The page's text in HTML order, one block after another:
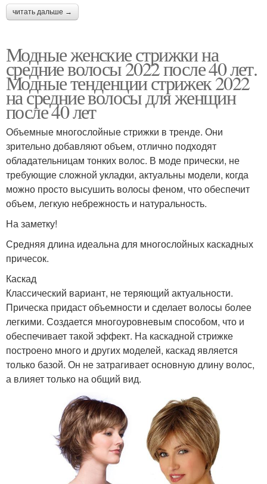
читать дальше →
Модные женские стрижки на
средние волосы 2022 после 40 лет.
Модные тенденции стрижек 2022
на средние волосы для женщин
после 40 лет
Объемные многослойные стрижки в тренде. Они
зрительно добавляют объем, отлично подходят
обладательницам тонких волос. В моде прически, не
требующие сложной укладки, актуальны модели, когда
можно просто высушить волосы феном, что обеспечит
объем, легкую небрежность и натуральность.
На заметку!
Средняя длина идеальна для многослойных каскадных
причесок.
Каскад
Классический вариант, не теряющий актуальности.
Прическа придаст объемности и сделает волосы более
легкими. Создается многоуровневым способом, что и
обеспечивает такой эффект. На каскадной стрижке
построено много и других моделей, каскад является
только базой. Он не затрагивает основную длину волос,
а влияет только на общий вид.